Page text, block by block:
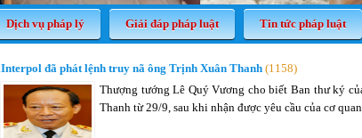
Dịch vụ pháp lý Giải đáp pháp luật Tin tức pháp luật
Interpol đã phát lệnh truy nã ông Trịnh Xuân Thanh (1158)
Thượng tướng Lê Quý Vương cho biết Ban thư ký
Thanh từ 29/9, sau khi nhận được yêu cầu của cơ